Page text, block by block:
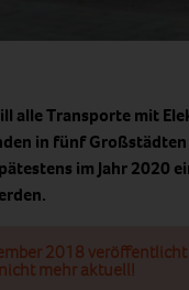
alle Transporte mit
in fünf Großstädten
im Jahr 2020
2018 veröffentlicht
mehr aktuell!